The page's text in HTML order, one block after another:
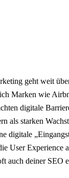
geht weit
Marken wie
digitale
als starken
digitale
User Experience
auch deiner SEO